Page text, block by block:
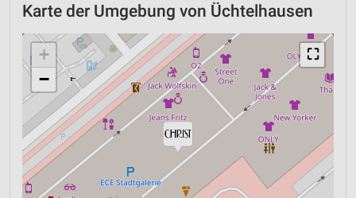
Karte der Umgebung von Üchtelhausen
⛶
+
−